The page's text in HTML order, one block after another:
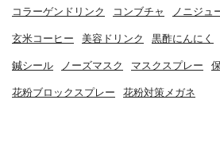
コラーゲンドリンク コンブチャ ノニジュ
玄米コーヒー 美容ドリンク 黒酢にんにく
鍼シール ノーズマスク マスクスプレー
花粉ブロックスプレー 花粉対策メガネ